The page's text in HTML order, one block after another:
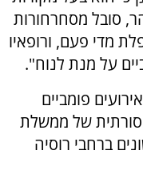
סובל מסחרחורות
מדי פעם, ורופאיו
על מנת לנוח".
פומביים
של ממשלת
ברחבי רוסיה